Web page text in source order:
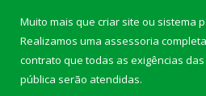
Muito mais que criar site ou sistema
Realizamos uma assessoria
contrato que todas as exigências das
pública serão atendidas.